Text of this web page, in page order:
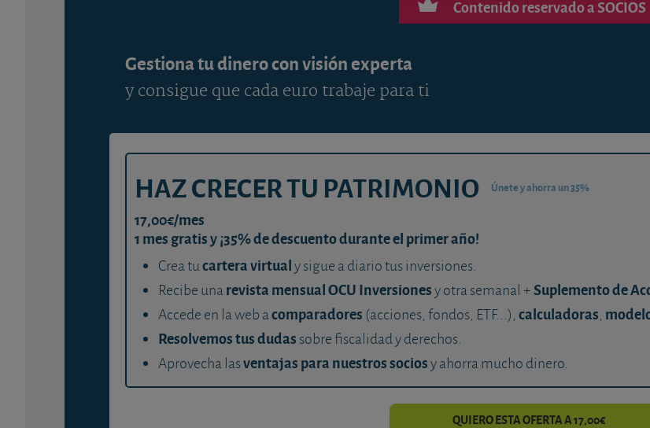
Contenido reservado a SOCIOS
Gestiona tu dinero con visión experta
y consigue que cada euro trabaje para ti
HAZ CRECER TU PATRIMONIO Únete y ahorra un 35%
17,00€/mes
1 mes gratis y ¡35% de descuento durante el primer año!
Crea tucartera virtualy sigue a diario tus inversiones.
Recibe unarevista mensual OCU Inversionesy otra semanal +Suplemento de
Accede en la web acomparadores (acciones, fondos, ETF...), calculadoras,
Resolvemos tus dudas sobre fiscalidad y derechos.
Aprovecha lasventajas para nuestros sociosy ahorra mucho dinero.
QUIERO ESTA OFERTA A 17,00€